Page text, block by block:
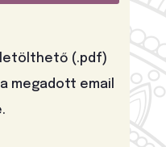
letölthető (.pdf)
megadott email